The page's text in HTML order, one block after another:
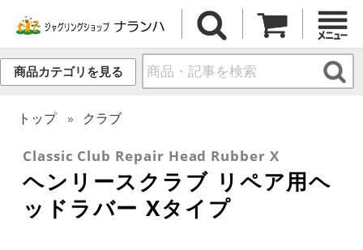
商品カテゴリを見る
トップ クラブ
Classic Club Repair Head Rubber X
ヘンリースクラブ リペア用ヘ
ッドラバー Xタイプ